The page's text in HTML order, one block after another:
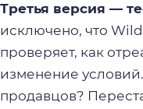
Третья версия —
исключено, что
проверяет, как
изменение
продавцов?